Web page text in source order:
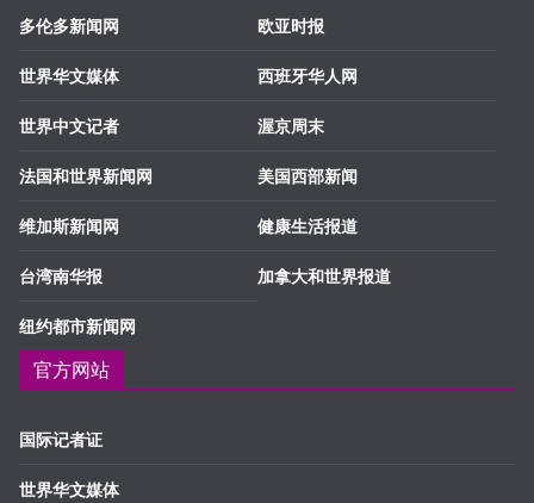
多伦多新闻网
世界华文媒体
世界中文记者
法国和世界新闻网
维加斯新闻网
台湾南华报
纽约都市新闻网
欧亚时报
西班牙华人网
渥京周末
美国西部新闻
健康生活报道
加拿大和世界报道
官方网站
国际记者证
世界华文媒体